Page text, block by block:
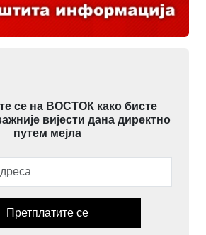
се на ВОСТОК како бисте
вијести дана директно
путем мејла
Претплатите се